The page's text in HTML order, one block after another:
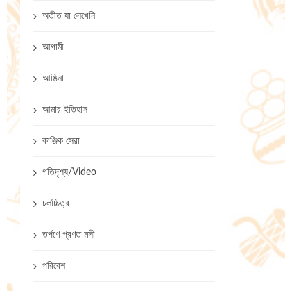
অতীত যা লেখেনি
আগামী
আঙিনা
আমার ইতিহাস
কাঞ্জিক সেরা
গতিদৃশ্য/Video
চলচ্চিত্র
তর্পণে প্রণত মসী
পরিবেশ